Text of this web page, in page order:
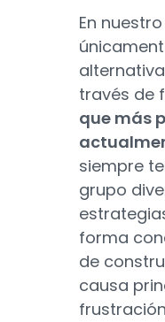
En
través de
que más
siempre
grupo
forma
de
causa